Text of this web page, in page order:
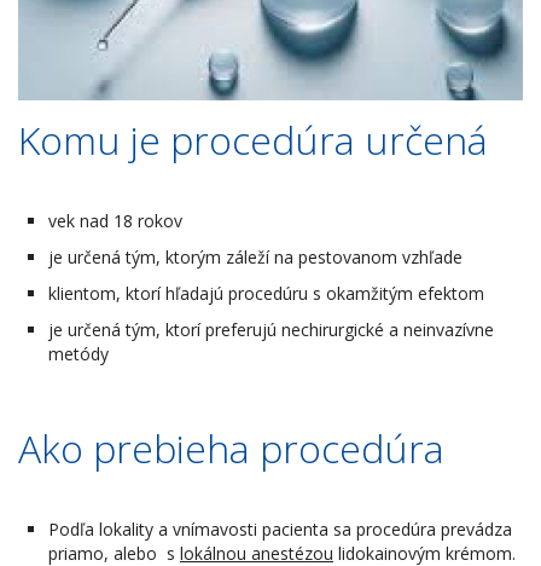
Komu je procedúra určená
vek nad 18 rokov
je určená tým, ktorým záleží na pestovanom vzhľade
klientom, ktorí hľadajú procedúru s okamžitým efektom
je určená tým, ktorí preferujú nechirurgické a neinvazívne
metódy
Ako prebieha procedúra
Podľa lokality a vnímavosti pacienta sa procedúra prevádza
priamo, alebo s lokálnou anestézou lidokainovým krémom.